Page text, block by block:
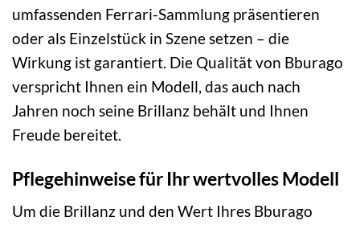
umfassenden Ferrari-Sammlung präsentieren
oder als Einzelstück in Szene setzen – die
Wirkung ist garantiert. Die Qualität von Bburago
verspricht Ihnen ein Modell, das auch nach
Jahren noch seine Brillanz behält und Ihnen
Freude bereitet.
Pflegehinweise für Ihr wertvolles Modell
Um die Brillanz und den Wert Ihres Bburago